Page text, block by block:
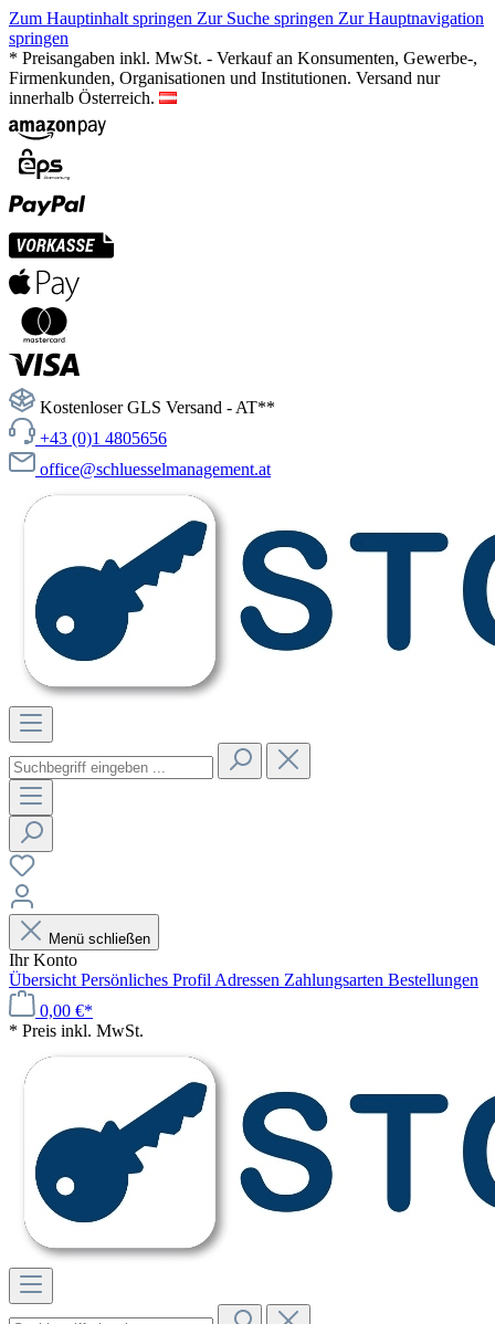
Zum Hauptinhalt springen Zur Suche springen Zur Hauptnavigation
springen
* Preisangaben inkl. MwSt. - Verkauf an Konsumenten, Gewerbe-,
Firmenkunden, Organisationen und Institutionen. Versand nur
innerhalb Österreich.
Kostenloser GLS Versand - AT**
+43 (0)1 4805656
office@schluesselmanagement.at
Menü schließen
Ihr Konto
Übersicht Persönliches Profil Adressen Zahlungsarten Bestellungen
0,00 €*
* Preis inkl. MwSt.